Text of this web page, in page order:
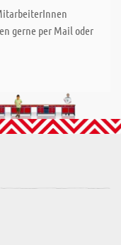
gerne per Mail oder